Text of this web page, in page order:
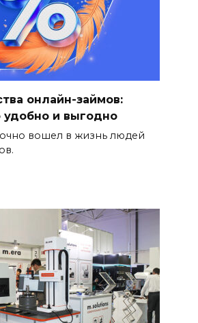
онлайн-займов:
удобно и выгодно
вошел в жизнь людей